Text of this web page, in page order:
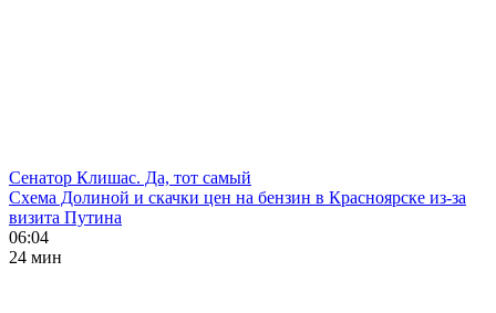
Сенатор Клишас. Да, тот самый
Схема Долиной и скачки цен на бензин в Красноярске из-за
визита Путина
06:04
24 мин